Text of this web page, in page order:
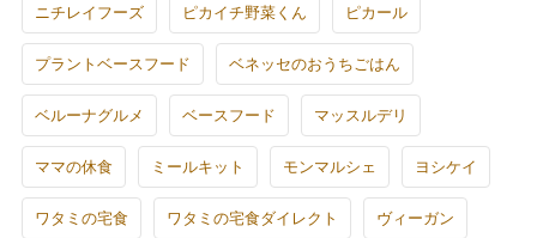
ニチレイフーズ ピカイチ野菜くん ピカール
プラントベースフード ベネッセのおうちごはん
ベルーナグルメ ベースフード マッスルデリ
ママの休食 ミールキット モンマルシェ ヨシケイ
ワタミの宅食 ワタミの宅食ダイレクト ヴィーガン